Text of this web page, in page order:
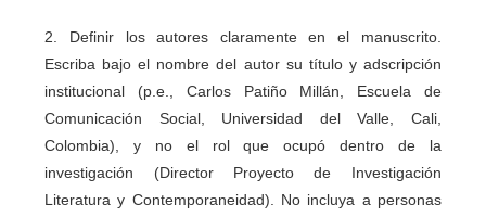
2. Definir los autores claramente en el manuscrito.
Escriba bajo el nombre del autor su título y adscripción
institucional (p.e., Carlos Patiño Millán, Escuela de
Comunicación Social, Universidad del Valle, Cali,
Colombia), y no el rol que ocupó dentro de la
investigación (Director Proyecto de Investigación
Literatura y Contemporaneidad). No incluya a personas